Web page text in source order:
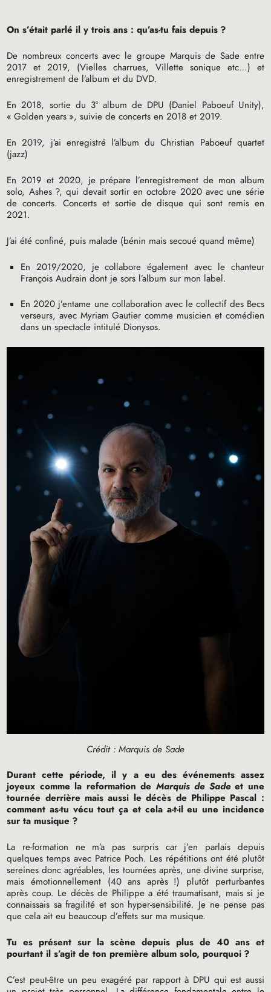
On s’était parlé il y trois ans : qu’as-tu fais depuis ?
De nombreux concerts avec le groupe Marquis de Sade entre
2017 et 2019, (Vielles charrues, Villette sonique etc…) et
enregistrement de l’album et du DVD.
En 2018, sortie du 3° album de DPU (Daniel Paboeuf Unity),
« Golden years », suivie de concerts en 2018 et 2019.
En 2019, j’ai enregistré l’album du Christian Paboeuf quartet
(jazz)
En 2019 et 2020, je prépare l’enregistrement de mon album
solo, Ashes ?, qui devait sortir en octobre 2020 avec une série
de concerts. Concerts et sortie de disque qui sont remis en
2021.
J’ai été confiné, puis malade (bénin mais secoué quand même)
En 2019/2020, je collabore également avec le chanteur
François Audrain dont je sors l’album sur mon label.
En 2020 j’entame une collaboration avec le collectif des Becs
verseurs, avec Myriam Gautier comme musicien et comédien
dans un spectacle intitulé Dionysos.
Crédit : Marquis de Sade
Durant cette période, il y a eu des événements assez
joyeux comme la reformation de Marquis de Sadeet une
tournée derrière mais aussi le décès de Philippe Pascal :
comment as-tu vécu tout ça et cela a-t-il eu une incidence
sur ta musique ?
La re-formation ne m’a pas surpris car j’en parlais depuis
quelques temps avec Patrice Poch. Les répétitions ont été plutôt
sereines donc agréables, les tournées après, une divine surprise,
mais émotionnellement (40 ans après !) plutôt perturbantes
après coup. Le décès de Philippe a été traumatisant, mais si je
connaissais sa fragilité et son hyper-sensibilité. Je ne pense pas
que cela ait eu beaucoup d’effets sur ma musique.
Tu es présent sur la scène depuis plus de 40 ans et
pourtant il s’agit de ton première album solo, pourquoi ?
C’est peut-être un peu exagéré par rapport à DPU qui est aussi